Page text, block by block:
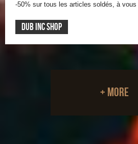
-50% sur tous les articles soldés, à vous
DUB INC SHOP
+ more